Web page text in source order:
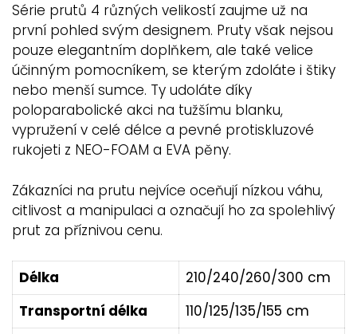
Série prutů 4 různých velikostí zaujme už na
první pohled svým designem. Pruty však nejsou
pouze elegantním doplňkem, ale také velice
účinným pomocníkem, se kterým zdoláte i štiky
nebo menší sumce. Ty udoláte díky
poloparabolické akci na tužšímu blanku,
vypružení v celé délce a pevné protiskluzové
rukojeti z NEO-FOAM a EVA pěny.
Zákazníci na prutu nejvíce oceňují nízkou váhu,
citlivost a manipulaci a označují ho za spolehlivý
prut za příznivou cenu.
Délka
210/240/260/300 cm
Transportní délka
110/125/135/155 cm